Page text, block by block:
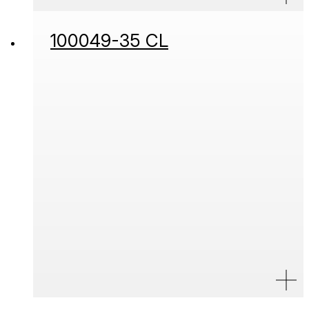
100049-35 CL